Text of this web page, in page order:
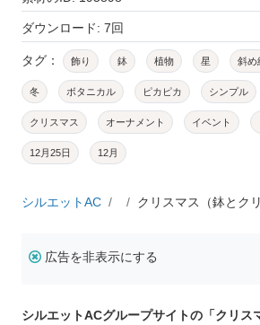
ダウンロード: 7回
タグ： 飾り 鉢 植物 星 斜め
冬 ボタニカル ピカピカ シンプル
クリスマス オーナメント イベント
12月25日 12月
シルエットAC クリスマス（鉢とク
広告を非表示にする
シルエットACグループサイトの「クリス